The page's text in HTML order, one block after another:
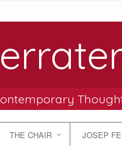
THE CHAIR JOSEP